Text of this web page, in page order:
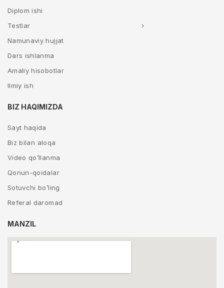
Diplom ishi
Testlar
Namunaviy hujjat
Dars ishlanma
Amaliy hisobotlar
Ilmiy ish
BIZ HAQIMIZDA
Sayt haqida
Biz bilan aloqa
Video qo’llanma
Qonun-qoidalar
Sotuvchi bo’ling
Referal daromad
MANZIL